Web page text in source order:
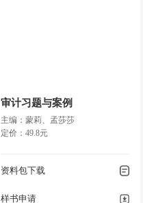
审计习题与案例
主编：蒙莉、孟莎莎
定价：49.8元
资料包下载
样书申请